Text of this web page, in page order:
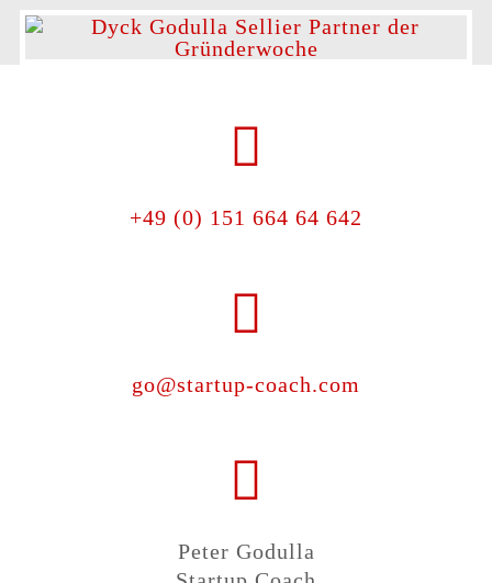
+49 (0) 151 664 64 642
go@startup-coach.com
Peter Godulla